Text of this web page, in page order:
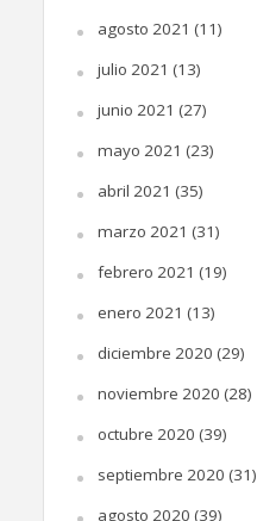
agosto 2021 (11)
julio 2021 (13)
junio 2021 (27)
mayo 2021 (23)
abril 2021 (35)
marzo 2021 (31)
febrero 2021 (19)
enero 2021 (13)
diciembre 2020 (29)
noviembre 2020 (28)
octubre 2020 (39)
septiembre 2020 (31)
agosto 2020 (39)